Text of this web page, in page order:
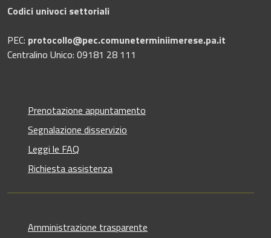
Codici univoci settoriali
PEC: protocollo@pec.comuneterminiimerese.pa.it
Centralino Unico: 09181 28 111
Prenotazione appuntamento
Segnalazione disservizio
Leggi le FAQ
Richiesta assistenza
Amministrazione trasparente